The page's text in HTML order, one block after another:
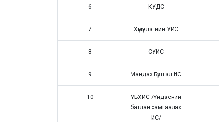
6 КУДС
7 Хүмүүнлэгийн УИС
8 СУИС
9 Мандах Бүртгэл ИС
10
ҮБХИС /Үндэсний
батлан хамгаалах
ИС/